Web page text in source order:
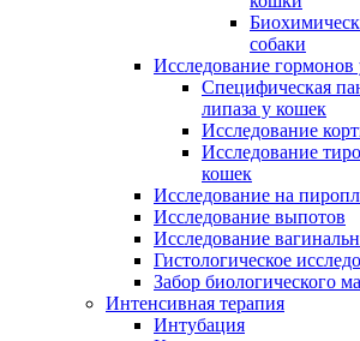
собаки
Исследование
Специфическая
липаза у кошек
Исследование
Исследование
кошек
Исследование на
Исследование выпотов
Исследование
Гистологическое
Забор биологического
Интенсивная терапия
Интубация